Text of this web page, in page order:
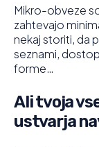
Mikro-obveze
zahtevajo
nekaj storiti, da
seznami,
forme…
Ali tvoja
ustvarja